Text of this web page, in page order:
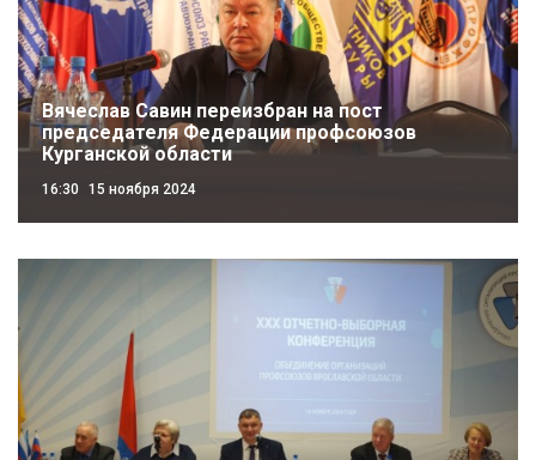
Вячеслав Савин переизбран на пост
председателя Федерации профсоюзов
Курганской области
16:30 15 ноября 2024